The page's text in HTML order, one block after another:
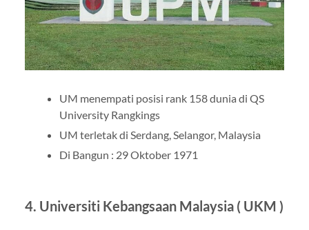
UM menempati posisi rank 158 dunia di QS
University Rangkings
UM terletak di Serdang, Selangor, Malaysia
Di Bangun : 29 Oktober 1971
4. Universiti Kebangsaan Malaysia ( UKM )